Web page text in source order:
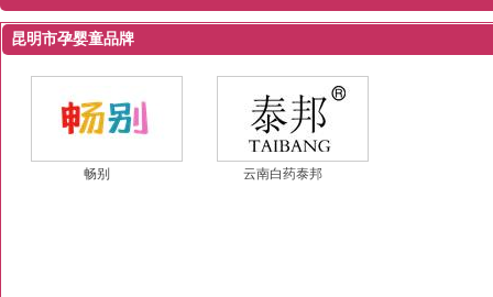
昆明市孕婴童品牌
畅别 云南白药泰邦